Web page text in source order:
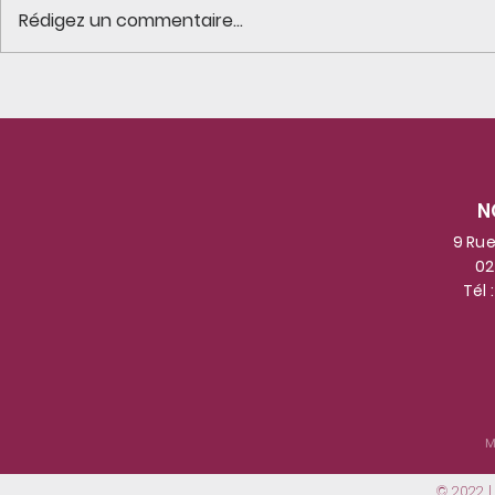
assiduité les aventures
avec 6
gestes
les
Rédigez un commentaire...
9
Tél